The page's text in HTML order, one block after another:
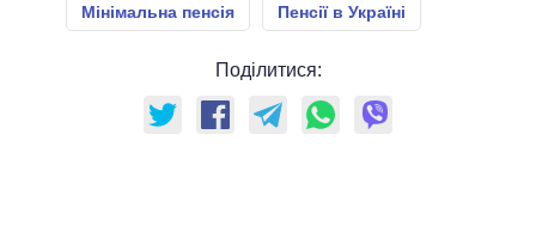
Мінімальна пенсія Пенсії в Україні
Поділитися: